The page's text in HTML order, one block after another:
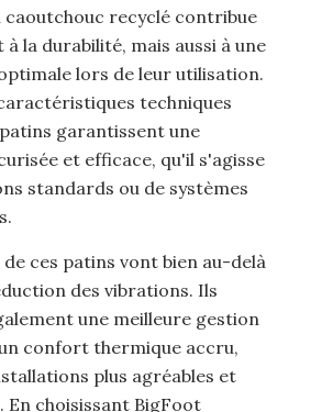
recyclé contribue
à la durabilité, mais aussi à une
lors de leur utilisation.
techniques
garantissent une
et efficace, qu'il s'agisse
standards ou de systèmes
de ces patins vont bien au-delà
des vibrations. Ils
une meilleure gestion
confort thermique accru,
plus agréables et
En choisissant BigFoot